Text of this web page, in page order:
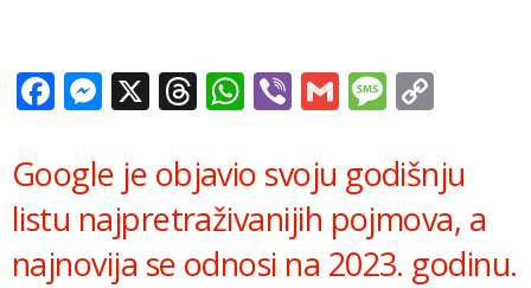
Facebook
Messenger
X Threads
WhatsApp
ViberGmail
Google je objavio svoju godišnju
listu najpretraživanijih pojmova, a
najnovija se odnosi na 2023. godinu.